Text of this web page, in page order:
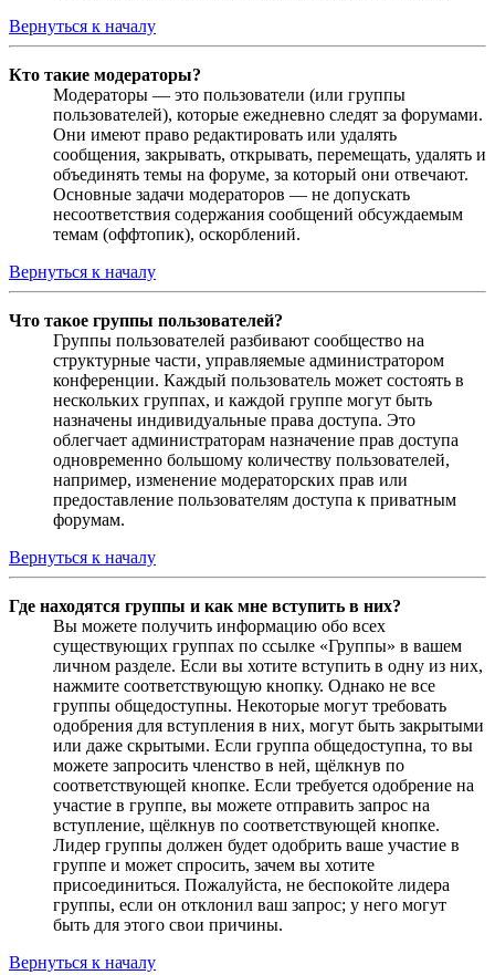
Вернуться к началу
Кто такие модераторы?
Модераторы — это пользователи (или группы
пользователей), которые ежедневно следят за форумами.
Они имеют право редактировать или удалять
сообщения, закрывать, открывать, перемещать, удалять и
объединять темы на форуме, за который они отвечают.
Основные задачи модераторов — не допускать
несоответствия содержания сообщений обсуждаемым
темам (оффтопик), оскорблений.
Вернуться к началу
Что такое группы пользователей?
Группы пользователей разбивают сообщество на
структурные части, управляемые администратором
конференции. Каждый пользователь может состоять в
нескольких группах, и каждой группе могут быть
назначены индивидуальные права доступа. Это
облегчает администраторам назначение прав доступа
одновременно большому количеству пользователей,
например, изменение модераторских прав или
предоставление пользователям доступа к приватным
форумам.
Вернуться к началу
Где находятся группы и как мне вступить в них?
Вы можете получить информацию обо всех
существующих группах по ссылке «Группы» в вашем
личном разделе. Если вы хотите вступить в одну из них,
нажмите соответствующую кнопку. Однако не все
группы общедоступны. Некоторые могут требовать
одобрения для вступления в них, могут быть закрытыми
или даже скрытыми. Если группа общедоступна, то вы
можете запросить членство в ней, щёлкнув по
соответствующей кнопке. Если требуется одобрение на
участие в группе, вы можете отправить запрос на
вступление, щёлкнув по соответствующей кнопке.
Лидер группы должен будет одобрить ваше участие в
группе и может спросить, зачем вы хотите
присоединиться. Пожалуйста, не беспокойте лидера
группы, если он отклонил ваш запрос; у него могут
быть для этого свои причины.
Вернуться к началу